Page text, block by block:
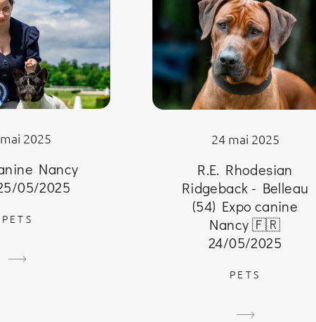
2025
Nancy
05/2025
PETS
24 mai 2025
R.E. Rhodesian
Ridgeback - Belleau
(54) Expo canine
Nancy 🇫🇷
24/05/2025
PETS